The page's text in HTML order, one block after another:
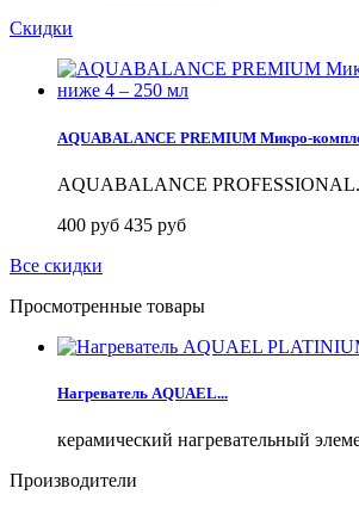
Скидки
AQUABALANCE PREMIUM Микро-
AQUABALANCE
400 руб 435 руб
Все скидки
Просмотренные товары
Нагреватель AQUAEL...
керамический нагревательный
Производители